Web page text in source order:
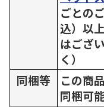
ごとの
込）以
はござ
く）
同梱等
この商品
同梱可